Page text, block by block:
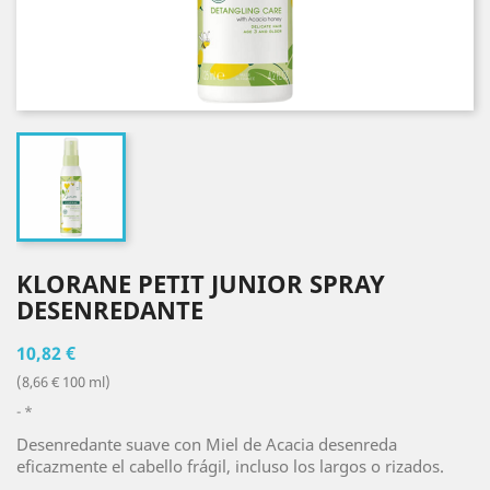
KLORANE PETIT JUNIOR SPRAY
DESENREDANTE
10,82 €
(8,66 € 100 ml)
*
Desenredante suave con Miel de Acacia desenreda
eficazmente el cabello frágil, incluso los largos o rizados.